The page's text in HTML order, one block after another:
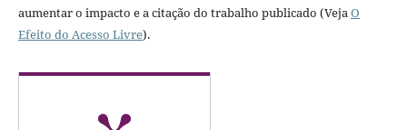
aumentar o impacto e a citação do trabalho publicado (Veja O
Efeito do Acesso Livre).